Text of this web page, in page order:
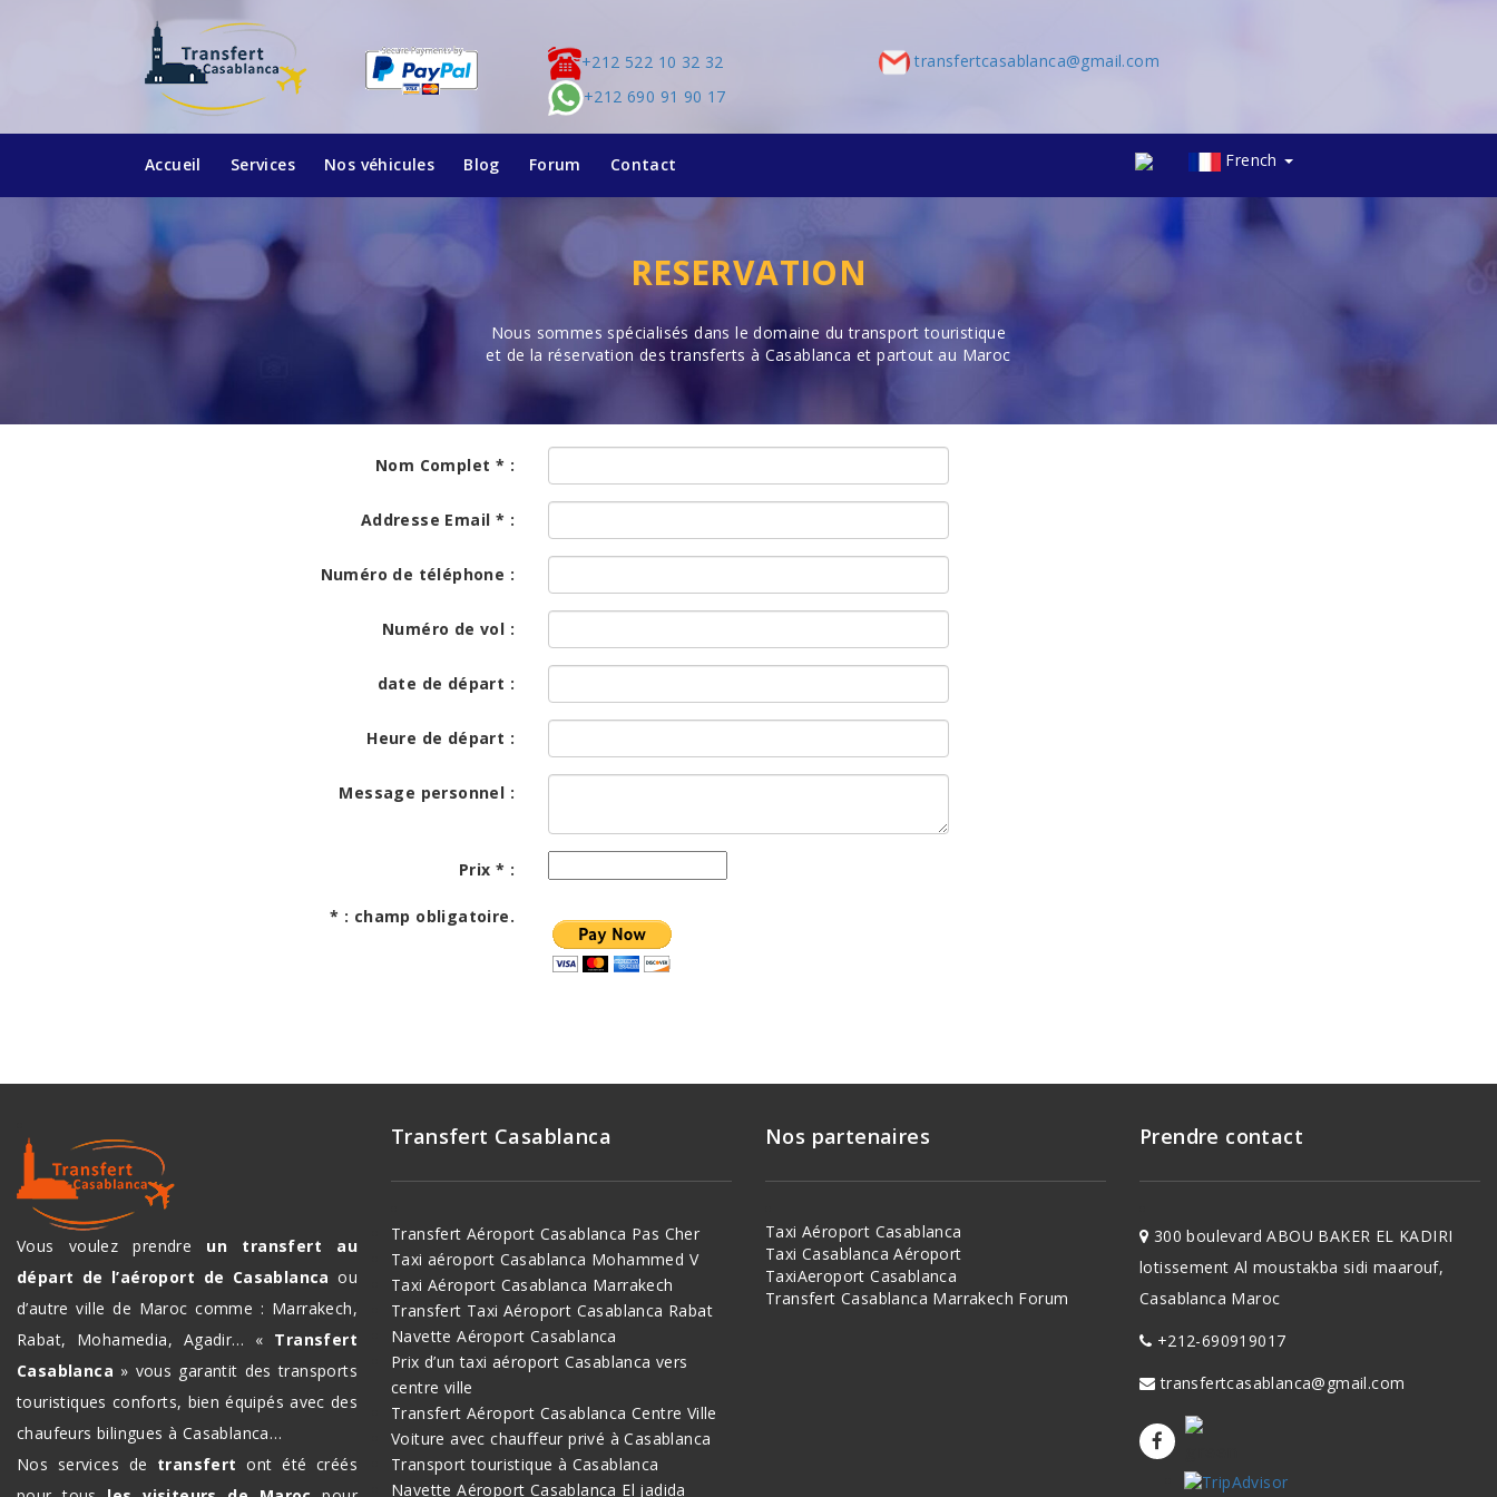
+212 522 10 32 32
+212 690 91 90 17
transfertcasablanca@gmail.com
Accueil Services Nos véhicules Blog Forum Contact French
RESERVATION
Nous sommes spécialisés dans le domaine du transport touristique
et de la réservation des transferts à Casablanca et partout au Maroc
Nom Complet * :
Addresse Email * :
Numéro de téléphone :
Numéro de vol :
date de départ :
Heure de départ :
Message personnel :
Prix * :
* : champ obligatoire.
Vous voulez prendre un transfert au
départ de l’aéroport de Casablanca ou
d’autre ville de Maroc comme : Marrakech,
Rabat, Mohamedia, Agadir… « Transfert
Casablanca » vous garantit des transports
touristiques conforts, bien équipés avec des
chaufeurs bilingues à Casablanca…
Nos services de transfert ont été créés
Transfert Casablanca
Transfert Aéroport Casablanca Pas Cher
Taxi aéroport Casablanca Mohammed V
Taxi Aéroport Casablanca Marrakech
Transfert Taxi Aéroport Casablanca Rabat
Navette Aéroport Casablanca
Prix d’un taxi aéroport Casablanca vers
centre ville
Transfert Aéroport Casablanca Centre Ville
Voiture avec chauffeur privé à Casablanca
Transport touristique à Casablanca
Navette Aéroport Casablanca El jadida
Nos partenaires
Taxi Aéroport Casablanca
Taxi Casablanca Aéroport
TaxiAeroport Casablanca
Transfert Casablanca Marrakech Forum
Prendre contact
300 boulevard ABOU BAKER EL KADIRI
lotissement Al moustakba sidi maarouf,
Casablanca Maroc
+212-690919017
transfertcasablanca@gmail.com